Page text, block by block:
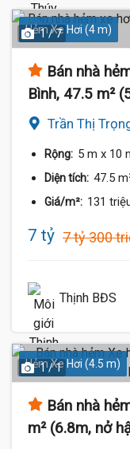
Hẻm Xe Hơi (4 m)
1 / 7
Bán nhà
Bình, 47.5 m²
Trần Thị
Rộng: 5 m x 10
Diện tích: 47.5
Giá/m²: 131
7 tỷ 7 tỷ 300
Thịnh BĐS
Hẻm Xe Hơi (4.5 m)
1 / 1
Bán nhà
m² (6.8m, nở